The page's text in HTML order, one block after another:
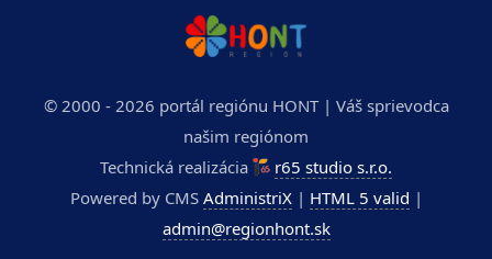
© 2000 - 2026 portál regiónu HONT | Váš sprievodca
našim regiónom
Technická realizácia
r65 studio s.r.o.
Powered by CMS AdministriX| HTML 5 valid |
admin@regionhont.sk